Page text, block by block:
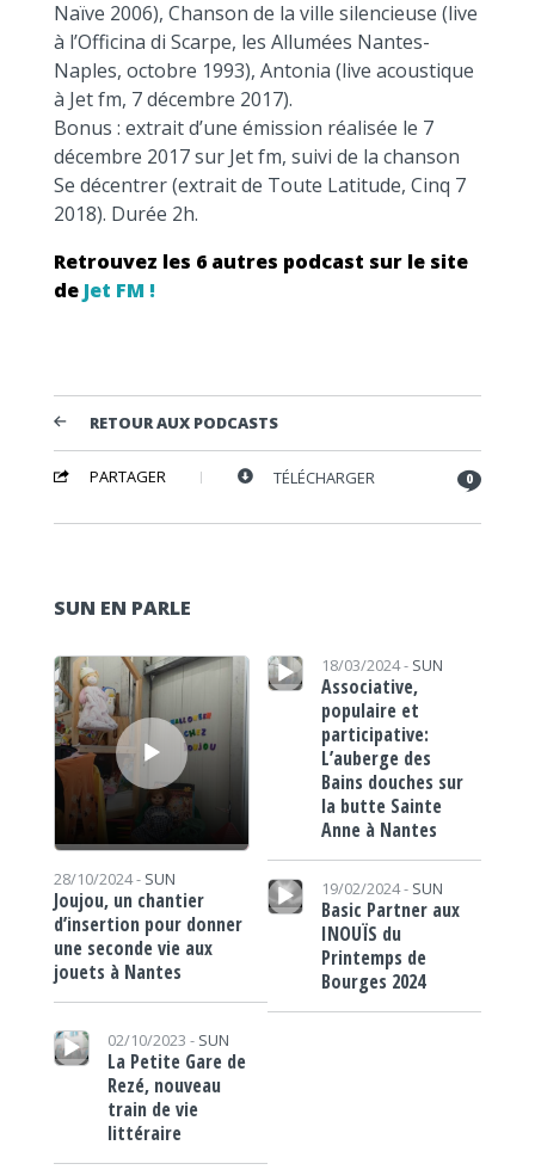
Naïve 2006), Chanson de la ville silencieuse (live
à l’Officina di Scarpe, les Allumées Nantes-
Naples, octobre 1993), Antonia (live acoustique
à Jet fm, 7 décembre 2017).
Bonus : extrait d’une émission réalisée le 7
décembre 2017 sur Jet fm, suivi de la chanson
Se décentrer (extrait de Toute Latitude, Cinq 7
2018). Durée 2h.
Retrouvez les 6 autres podcast sur le site
de Jet FM !
RETOUR AUX PODCASTS
PARTAGER TÉLÉCHARGER 0
SUN EN PARLE
Lecteur audio
28/10/2024 - SUN
Joujou, un chantier
d’insertion pour donner
une seconde vie aux
jouets à Nantes
Lecteur audio 18/03/2024 - SUN
Associative,
populaire et
participative:
L’auberge des
Bains douches sur
la butte Sainte
Anne à Nantes
Lecteur audio
19/02/2024 - SUN
Basic Partner aux
INOUÏS du
Printemps de
Bourges 2024
Lecteur audio
02/10/2023 - SUN
La Petite Gare de
Rezé, nouveau
train de vie
littéraire